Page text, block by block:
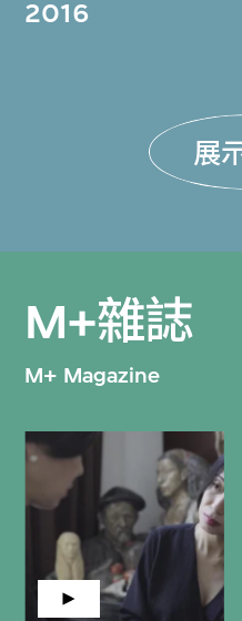
2016
展
M+雜誌
M+ Magazine